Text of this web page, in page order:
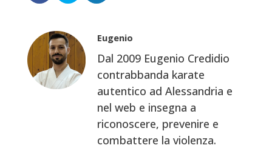
Eugenio
Dal 2009 Eugenio Credidio
contrabbanda karate
autentico ad Alessandria e
nel web e insegna a
riconoscere, prevenire e
combattere la violenza.